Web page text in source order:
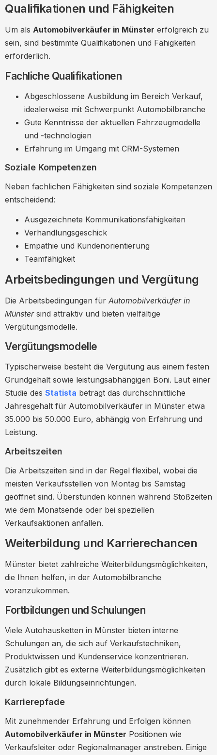
Qualifikationen und Fähigkeiten
Um als Automobilverkäufer in Münster erfolgreich zu
sein, sind bestimmte Qualifikationen und Fähigkeiten
erforderlich.
Fachliche Qualifikationen
Abgeschlossene Ausbildung im Bereich Verkauf,
idealerweise mit Schwerpunkt Automobilbranche
Gute Kenntnisse der aktuellen Fahrzeugmodelle
und -technologien
Erfahrung im Umgang mit CRM-Systemen
Soziale Kompetenzen
Neben fachlichen Fähigkeiten sind soziale Kompetenzen
entscheidend:
Ausgezeichnete Kommunikationsfähigkeiten
Verhandlungsgeschick
Empathie und Kundenorientierung
Teamfähigkeit
Arbeitsbedingungen und Vergütung
Die Arbeitsbedingungen für Automobilverkäufer in
Münstersind attraktiv und bieten vielfältige
Vergütungsmodelle.
Vergütungsmodelle
Typischerweise besteht die Vergütung aus einem festen
Grundgehalt sowie leistungsabhängigen Boni. Laut einer
Studie des Statista beträgt das durchschnittliche
Jahresgehalt für Automobilverkäufer in Münster etwa
35.000 bis 50.000 Euro, abhängig von Erfahrung und
Leistung.
Arbeitszeiten
Die Arbeitszeiten sind in der Regel flexibel, wobei die
meisten Verkaufsstellen von Montag bis Samstag
geöffnet sind. Überstunden können während Stoßzeiten
wie dem Monatsende oder bei speziellen
Verkaufsaktionen anfallen.
Weiterbildung und Karrierechancen
Münster bietet zahlreiche Weiterbildungsmöglichkeiten,
die Ihnen helfen, in der Automobilbranche
voranzukommen.
Fortbildungen und Schulungen
Viele Autohausketten in Münster bieten interne
Schulungen an, die sich auf Verkaufstechniken,
Produktwissen und Kundenservice konzentrieren.
Zusätzlich gibt es externe Weiterbildungsmöglichkeiten
durch lokale Bildungseinrichtungen.
Karrierepfade
Mit zunehmender Erfahrung und Erfolgen können
Automobilverkäufer in Münster Positionen wie
Verkaufsleiter oder Regionalmanager anstreben. Einige